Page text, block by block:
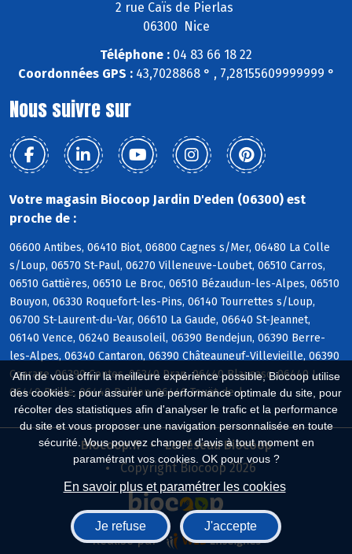
Afin de vous offrir la meilleure expérience possible, Biocoop utilise
des cookies : pour assurer une performance optimale du site, pour
récolter des statistiques afin d'analyser le trafic et la performance
du site et vous proposer une navigation personnalisée en toute
sécurité. Vous pouvez changer d'avis à tout moment en
paramétrant vos cookies. OK pour vous ?
En savoir plus et paramétrer les cookies
Je refuse J'accepte
2 rue Caïs de Pierlas
06300 Nice
Téléphone : 04 83 66 18 22
Coordonnées GPS :43,7028868 ° , 7,28155609999999 °
Nous suivre sur
Votre magasin Biocoop Jardin D'eden (06300) est
proche de :
06600 Antibes, 06410 Biot, 06800 Cagnes s/Mer, 06480 La Colle
s/Loup, 06570 St-Paul, 06270 Villeneuve-Loubet, 06510 Carros,
06510 Gattières, 06510 Le Broc, 06510 Bézaudun-les-Alpes, 06510
Bouyon, 06330 Roquefort-les-Pins, 06140 Tourrettes s/Loup,
06700 St-Laurent-du-Var, 06610 La Gaude, 06640 St-Jeannet,
06140 Vence, 06240 Beausoleil, 06390 Bendejun, 06390 Berre-
les-Alpes, 06340 Cantaron, 06390 Châteauneuf-Villevieille, 06390
Coaraze, 06390 Contes, 06340 Drap, 06440 Blausasc, 06440 L,
06440 Peille, 06440 Peillon, 06440 Touët-de-l
Biocoop.fr
Le réseau Biocoop
Copyright Biocoop 2026
Réalisé par